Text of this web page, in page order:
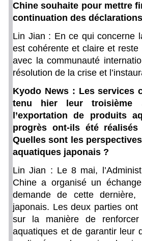
Chine souhaite pour mettre
continuation des
Lin Jian : En ce qui concerne
est cohérente et claire et
avec la communauté
résolution de la crise et
Kyodo News : Les services
tenu hier leur troisième
l’exportation de produits
progrès ont-ils été
Quelles sont les
aquatiques japonais ?
Lin Jian : Le 8 mai,
Chine a organisé un
demande de cette
japonais. Les deux parties
sur la manière de
aquatiques et de garantir leur